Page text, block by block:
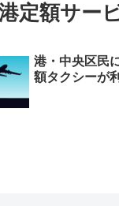
定額サー
港・中央区民
額タクシーが